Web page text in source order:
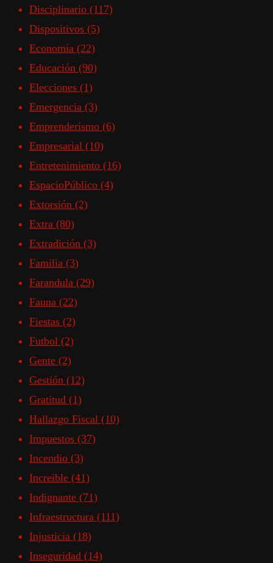
Disciplinario (117)
Dispositivos (5)
Economía (22)
Educación (90)
Elecciones (1)
Emergencia (3)
Emprenderismo (6)
Empresarial (10)
Entretenimiento (16)
EspacioPúblico (4)
Extorsión (2)
Extra (80)
Extradición (3)
Familia (3)
Farandula (29)
Fauna (22)
Fiestas (2)
Futbol (2)
Gente (2)
Gestión (12)
Gratitud (1)
Hallazgo Fiscal (10)
Impuestos (37)
Incendio (3)
Increible (41)
Indignante (71)
Infraestructura (111)
Injusticia (18)
Inseguridad (14)